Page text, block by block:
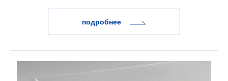
позволяя создавать сложные конструкции на
различных материалах путем точного удаления
поверхностных слоев мощным лазерным лучом. Этот
постоянный и высококачественный
подробнее